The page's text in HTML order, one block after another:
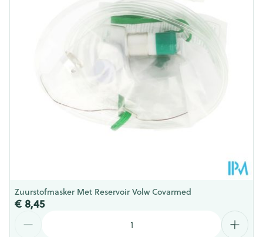
Zuurstofmasker Met Reservoir Volw Covarmed
€ 8,45